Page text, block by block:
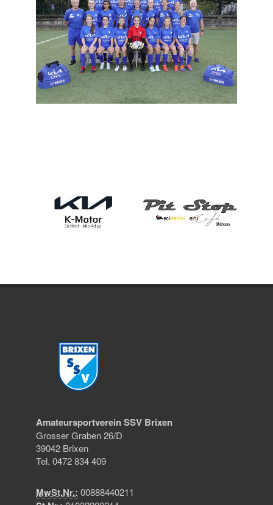
Amateursportverein SSV Brixen
Grosser Graben 26/D
39042 Brixen
Tel. 0472 834 409
MwSt.Nr.: 00888440211